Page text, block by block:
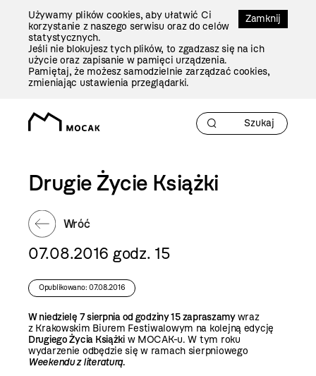
Zamknij
Używamy plików cookies, aby ułatwić Ci
korzystanie z naszego serwisu oraz do celów
statystycznych.
Jeśli nie blokujesz tych plików, to zgadzasz się na ich
użycie oraz zapisanie w pamięci urządzenia.
Pamiętaj, że możesz samodzielnie zarządzać cookies,
zmieniając ustawienia przeglądarki.
Drugie Życie Książki
Wróć
07.08.2016 godz. 15
Opublikowano: 07.08.2016
W niedzielę 7 sierpnia od godziny 15 zapraszamywraz
z Krakowskim Biurem Festiwalowym na kolejną edycję
Drugiego Życia Książkiw MOCAK-u. W tym roku
wydarzenie odbędzie się w ramach sierpniowego
Weekendu z literaturą.